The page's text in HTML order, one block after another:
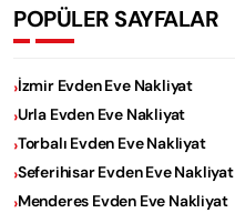
POPÜLER SAYFALAR
İzmir Evden Eve Nakliyat
Urla Evden Eve Nakliyat
Torbalı Evden Eve Nakliyat
Seferihisar Evden Eve Nakliyat
Menderes Evden Eve Nakliyat